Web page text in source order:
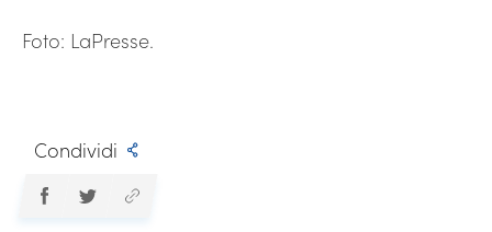
Foto: LaPresse.
Condividi